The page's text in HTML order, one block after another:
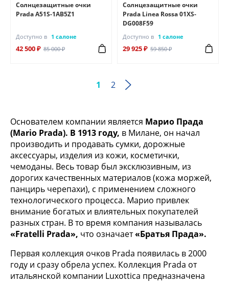
Солнцезащитные очки
Prada A51S-1AB5Z1
Доступно в 1 салоне
42 500 ₽ 85 000 ₽
Солнцезащитные очки
Prada Linea Rossa 01XS-
DG008F59
Доступно в 1 салоне
29 925 ₽ 59 850 ₽
1 2
Основателем компании является Марио Прада
(Mario Prada). В 1913 году, в Милане, он начал
производить и продавать сумки, дорожные
аксессуары, изделия из кожи, косметички,
чемоданы. Весь товар был эксклюзивным, из
дорогих качественных материалов (кожа моржей,
панцирь черепахи), с применением сложного
технологического процесса. Марио привлек
внимание богатых и влиятельных покупателей
разных стран. В то время компания называлась
«Fratelli Prada», что означает«Братья Прада».
Первая коллекция очков Prada появилась в 2000
году и сразу обрела успех. Коллекция Prada от
итальянской компании Luxottica предназначена